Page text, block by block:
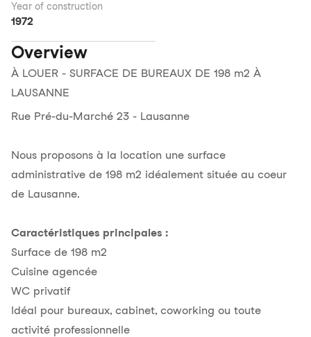
Year of construction
1972
Overview
À LOUER - SURFACE DE BUREAUX DE 198 m2 À
LAUSANNE
Rue Pré-du-Marché 23 - Lausanne
Nous proposons à la location une surface
administrative de 198 m2 idéalement située au coeur
de Lausanne.
Caractéristiques principales :
Surface de 198 m2
Cuisine agencée
WC privatif
Idéal pour bureaux, cabinet, coworking ou toute
activité professionnelle